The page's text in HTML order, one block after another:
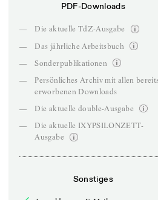
PDF-Downloads
—
Die aktuelle TdZ-Ausgabe
—
Das jährliche Arbeitsbuch
—
Sonderpublikationen
—
Persönliches Archiv mit allen
erworbenen Downloads
—
Die aktuelle double-Ausgabe
—
Die aktuelle IXYPSILONZETT-
Ausgabe
Sonstiges